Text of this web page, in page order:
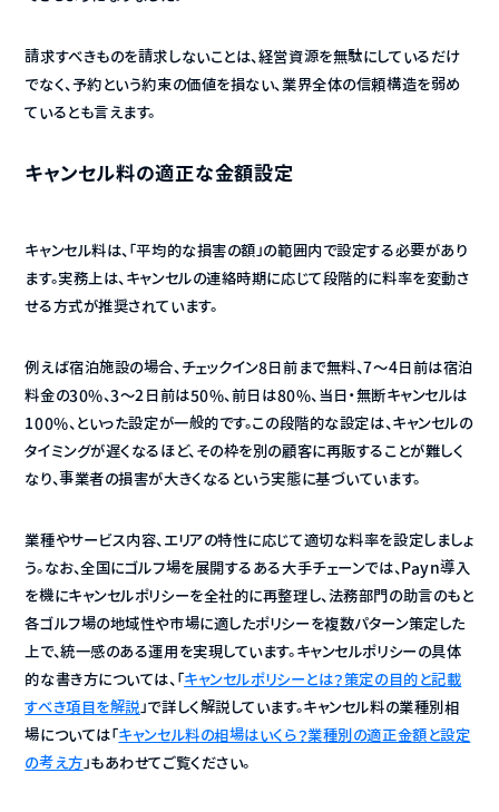
請求すべきものを請求しないことは、経営資源を無駄にしているだけ
でなく、予約という約束の価値を損ない、業界全体の信頼構造を弱め
ているとも言えます。
キャンセル料の適正な金額設定
キャンセル料は、「平均的な損害の額」の範囲内で設定する必要があり
ます。実務上は、キャンセルの連絡時期に応じて段階的に料率を変動さ
せる方式が推奨されています。
例えば宿泊施設の場合、チェックイン8日前まで無料、7〜4日前は宿泊
料金の30%、3〜2日前は50%、前日は80%、当日・無断キャンセルは
100%、といった設定が一般的です。この段階的な設定は、キャンセルの
タイミングが遅くなるほど、その枠を別の顧客に再販することが難しく
なり、事業者の損害が大きくなるという実態に基づいています。
業種やサービス内容、エリアの特性に応じて適切な料率を設定しましょ
う。なお、全国にゴルフ場を展開するある大手チェーンでは、Payn導入
を機にキャンセルポリシーを全社的に再整理し、法務部門の助言のもと
各ゴルフ場の地域性や市場に適したポリシーを複数パターン策定した
上で、統一感のある運用を実現しています。キャンセルポリシーの具体
的な書き方については、「 キャンセルポリシーとは？策定の目的と記載
すべき項目を解説 」で詳しく解説しています。キャンセル料の業種別相
場については「 キャンセル料の相場はいくら？業種別の適正金額と設定
の考え方 」もあわせてご覧ください。